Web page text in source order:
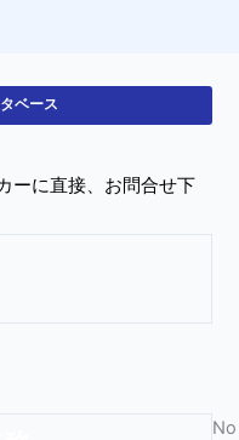
ベース
ーに直接、お問合せ下
No